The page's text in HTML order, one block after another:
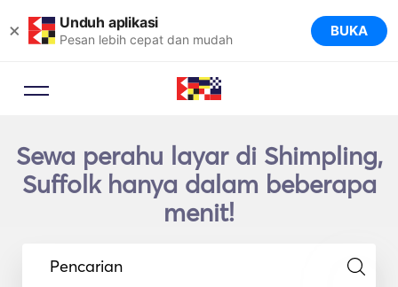
× Unduh aplikasi
Pesan lebih cepat dan mudah BUKA
Sewa perahu layar di Shimpling,
Suffolk hanya dalam beberapa
menit!
Pencarian